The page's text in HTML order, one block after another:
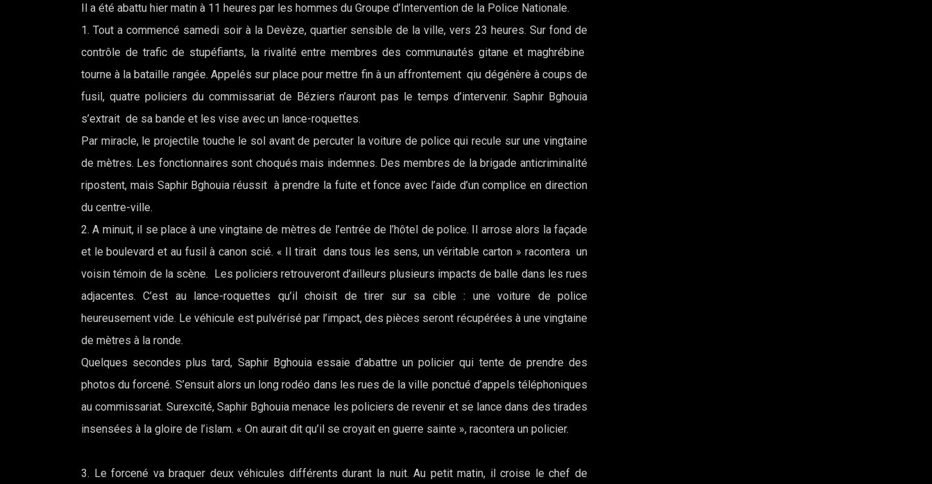
Il a été abattu hier matin à 11 heures par les hommes du Groupe d’Intervention de la Police Nationale.
1. Tout a commencé samedi soir à la Devèze, quartier sensible de la ville, vers 23 heures. Sur fond de
contrôle de trafic de stupéfiants, la rivalité entre membres des communautés gitane et maghrébine
tourne à la bataille rangée. Appelés sur place pour mettre fin à un affrontement qiu dégénère à coups de
fusil, quatre policiers du commissariat de Béziers n’auront pas le temps d’intervenir. Saphir Bghouia
s’extrait de sa bande et les vise avec un lance-roquettes.
Par miracle, le projectile touche le sol avant de percuter la voiture de police qui recule sur une vingtaine
de mètres. Les fonctionnaires sont choqués mais indemnes. Des membres de la brigade anticriminalité
ripostent, mais Saphir Bghouia réussit à prendre la fuite et fonce avec l’aide d’un complice en direction
du centre-ville.
2. A minuit, il se place à une vingtaine de mètres de l’entrée de l’hôtel de police. Il arrose alors la façade
et le boulevard et au fusil à canon scié. « Il tirait dans tous les sens, un véritable carton » racontera un
voisin témoin de la scène. Les policiers retrouveront d’ailleurs plusieurs impacts de balle dans les rues
adjacentes. C’est au lance-roquettes qu’il choisit de tirer sur sa cible : une voiture de police
heureusement vide. Le véhicule est pulvérisé par l’impact, des pièces seront récupérées à une vingtaine
de mètres à la ronde.
Quelques secondes plus tard, Saphir Bghouia essaie d’abattre un policier qui tente de prendre des
photos du forcené. S’ensuit alors un long rodéo dans les rues de la ville ponctué d’appels téléphoniques
au commissariat. Surexcité, Saphir Bghouia menace les policiers de revenir et se lance dans des tirades
insensées à la gloire de l’islam. « On aurait dit qu’il se croyait en guerre sainte », racontera un policier.
3. Le forcené va braquer deux véhicules différents durant la nuit. Au petit matin, il croise le chef de